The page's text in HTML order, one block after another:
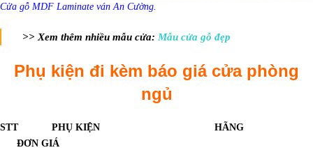
Cửa gỗ MDF Laminate ván An Cường.
>> Xem thêm nhiều mẫu cửa: Mẫu cửa gỗ đẹp
Phụ kiện đi kèm báo giá cửa phòng
ngủ
STT PHỤ KIỆN HÃNG
ĐƠN GIÁ